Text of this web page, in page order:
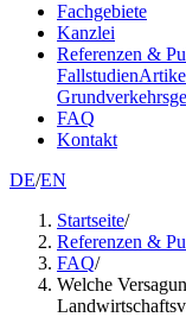
Fachgebiete
Kanzlei
Referenzen &
Fallstudien
FAQ
Kontakt
DE/EN
Startseite/
Referenzen &
FAQ/
Welche